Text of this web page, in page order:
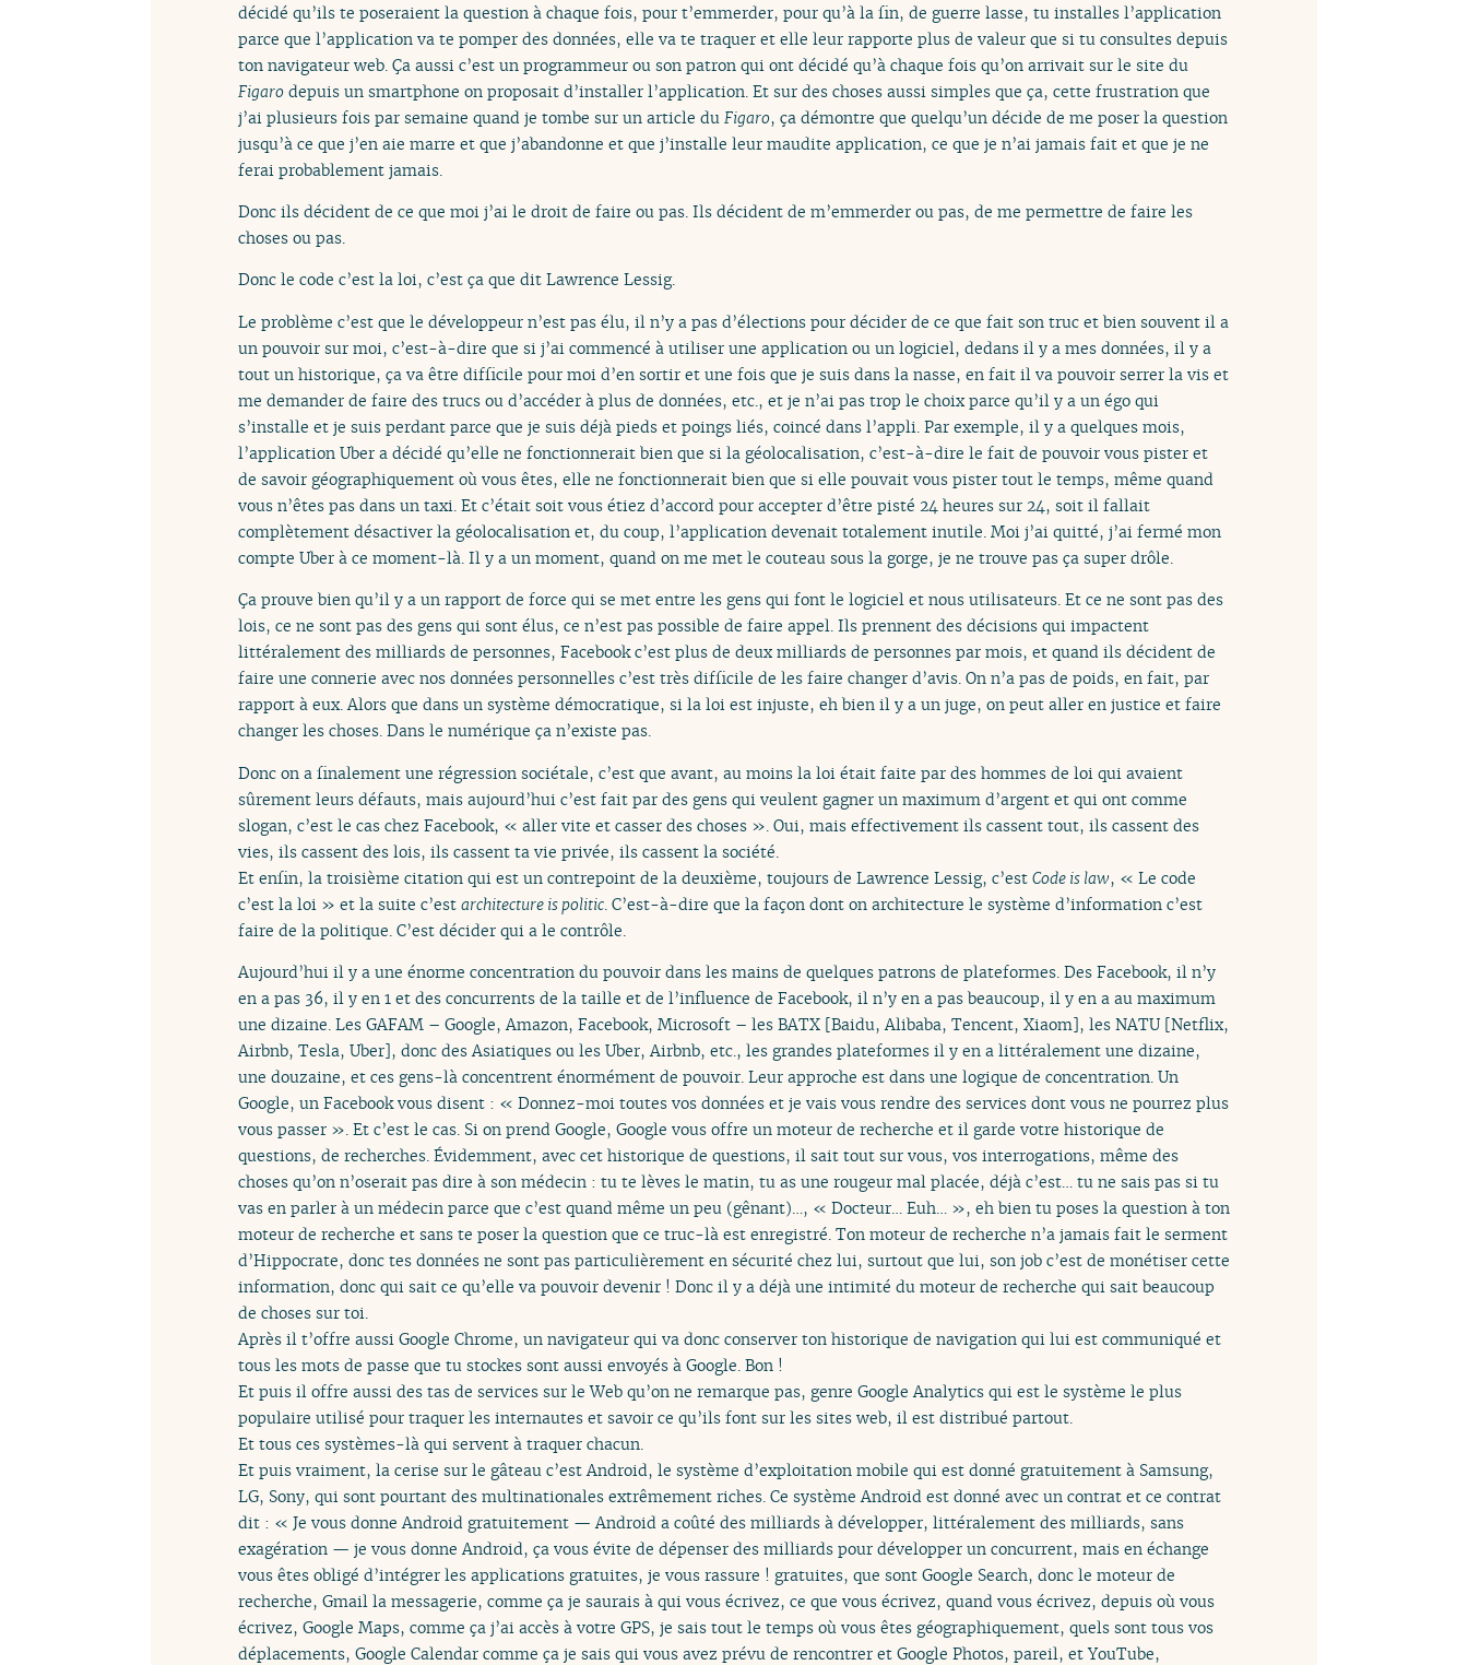
décidé qu’ils te poseraient la question à chaque fois, pour t’emmerder, pour qu’à la fin, de guerre lasse, tu installes l’application
parce que l’application va te pomper des données, elle va te traquer et elle leur rapporte plus de valeur que si tu consultes depuis
ton navigateur web. Ça aussi c’est un programmeur ou son patron qui ont décidé qu’à chaque fois qu’on arrivait sur le site du
Figaro depuis un smartphone on proposait d’installer l’application. Et sur des choses aussi simples que ça, cette frustration que
j’ai plusieurs fois par semaine quand je tombe sur un article du Figaro, ça démontre que quelqu’un décide de me poser la question
jusqu’à ce que j’en aie marre et que j’abandonne et que j’installe leur maudite application, ce que je n’ai jamais fait et que je ne
ferai probablement jamais.
Donc ils décident de ce que moi j’ai le droit de faire ou pas. Ils décident de m’emmerder ou pas, de me permettre de faire les
choses ou pas.
Donc le code c’est la loi, c’est ça que dit Lawrence Lessig.
Le problème c’est que le développeur n’est pas élu, il n’y a pas d’élections pour décider de ce que fait son truc et bien souvent il a
un pouvoir sur moi, c’est-à-dire que si j’ai commencé à utiliser une application ou un logiciel, dedans il y a mes données, il y a
tout un historique, ça va être difficile pour moi d’en sortir et une fois que je suis dans la nasse, en fait il va pouvoir serrer la vis et
me demander de faire des trucs ou d’accéder à plus de données, etc., et je n’ai pas trop le choix parce qu’il y a un égo qui
s’installe et je suis perdant parce que je suis déjà pieds et poings liés, coincé dans l’appli. Par exemple, il y a quelques mois,
l’application Uber a décidé qu’elle ne fonctionnerait bien que si la géolocalisation, c’est-à-dire le fait de pouvoir vous pister et
de savoir géographiquement où vous êtes, elle ne fonctionnerait bien que si elle pouvait vous pister tout le temps, même quand
vous n’êtes pas dans un taxi. Et c’était soit vous étiez d’accord pour accepter d’être pisté 24 heures sur 24, soit il fallait
complètement désactiver la géolocalisation et, du coup, l’application devenait totalement inutile. Moi j’ai quitté, j’ai fermé mon
compte Uber à ce moment-là. Il y a un moment, quand on me met le couteau sous la gorge, je ne trouve pas ça super drôle.
Ça prouve bien qu’il y a un rapport de force qui se met entre les gens qui font le logiciel et nous utilisateurs. Et ce ne sont pas des
lois, ce ne sont pas des gens qui sont élus, ce n’est pas possible de faire appel. Ils prennent des décisions qui impactent
littéralement des milliards de personnes, Facebook c’est plus de deux milliards de personnes par mois, et quand ils décident de
faire une connerie avec nos données personnelles c’est très difficile de les faire changer d’avis. On n’a pas de poids, en fait, par
rapport à eux. Alors que dans un système démocratique, si la loi est injuste, eh bien il y a un juge, on peut aller en justice et faire
changer les choses. Dans le numérique ça n’existe pas.
Donc on a finalement une régression sociétale, c’est que avant, au moins la loi était faite par des hommes de loi qui avaient
sûrement leurs défauts, mais aujourd’hui c’est fait par des gens qui veulent gagner un maximum d’argent et qui ont comme
slogan, c’est le cas chez Facebook, « aller vite et casser des choses ». Oui, mais effectivement ils cassent tout, ils cassent des
vies, ils cassent des lois, ils cassent ta vie privée, ils cassent la société.
Et enfin, la troisième citation qui est un contrepoint de la deuxième, toujours de Lawrence Lessig, c’est Code is law, « Le code
c’est la loi » et la suite c’est architecture is politic . C’est-à-dire que la façon dont on architecture le système d’information c’est
faire de la politique. C’est décider qui a le contrôle.
Aujourd’hui il y a une énorme concentration du pouvoir dans les mains de quelques patrons de plateformes. Des Facebook, il n’y
en a pas 36, il y en 1 et des concurrents de la taille et de l’influence de Facebook, il n’y en a pas beaucoup, il y en a au maximum
une dizaine. Les GAFAM – Google, Amazon, Facebook, Microsoft – les BATX [Baidu, Alibaba, Tencent, Xiaom], les NATU [Netflix,
Airbnb, Tesla, Uber], donc des Asiatiques ou les Uber, Airbnb, etc., les grandes plateformes il y en a littéralement une dizaine,
une douzaine, et ces gens-là concentrent énormément de pouvoir. Leur approche est dans une logique de concentration. Un
Google, un Facebook vous disent : « Donnez-moi toutes vos données et je vais vous rendre des services dont vous ne pourrez plus
vous passer ». Et c’est le cas. Si on prend Google, Google vous offre un moteur de recherche et il garde votre historique de
questions, de recherches. Évidemment, avec cet historique de questions, il sait tout sur vous, vos interrogations, même des
choses qu’on n’oserait pas dire à son médecin : tu te lèves le matin, tu as une rougeur mal placée, déjà c’est… tu ne sais pas si tu
vas en parler à un médecin parce que c’est quand même un peu (gênant)…, « Docteur… Euh… », eh bien tu poses la question à ton
moteur de recherche et sans te poser la question que ce truc-là est enregistré. Ton moteur de recherche n’a jamais fait le serment
d’Hippocrate, donc tes données ne sont pas particulièrement en sécurité chez lui, surtout que lui, son job c’est de monétiser cette
information, donc qui sait ce qu’elle va pouvoir devenir ! Donc il y a déjà une intimité du moteur de recherche qui sait beaucoup
de choses sur toi.
Après il t’offre aussi Google Chrome, un navigateur qui va donc conserver ton historique de navigation qui lui est communiqué et
tous les mots de passe que tu stockes sont aussi envoyés à Google. Bon !
Et puis il offre aussi des tas de services sur le Web qu’on ne remarque pas, genre Google Analytics qui est le système le plus
populaire utilisé pour traquer les internautes et savoir ce qu’ils font sur les sites web, il est distribué partout.
Et tous ces systèmes-là qui servent à traquer chacun.
Et puis vraiment, la cerise sur le gâteau c’est Android, le système d’exploitation mobile qui est donné gratuitement à Samsung,
LG, Sony, qui sont pourtant des multinationales extrêmement riches. Ce système Android est donné avec un contrat et ce contrat
dit : « Je vous donne Android gratuitement — Android a coûté des milliards à développer, littéralement des milliards, sans
exagération — je vous donne Android, ça vous évite de dépenser des milliards pour développer un concurrent, mais en échange
vous êtes obligé d’intégrer les applications gratuites, je vous rassure ! gratuites, que sont Google Search, donc le moteur de
recherche, Gmail la messagerie, comme ça je saurais à qui vous écrivez, ce que vous écrivez, quand vous écrivez, depuis où vous
écrivez, Google Maps, comme ça j’ai accès à votre GPS, je sais tout le temps où vous êtes géographiquement, quels sont tous vos
déplacements, Google Calendar comme ça je sais qui vous avez prévu de rencontrer et Google Photos, pareil, et YouTube,